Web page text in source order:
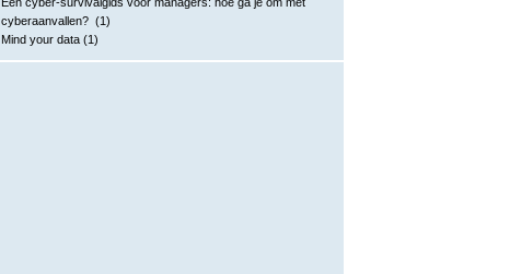
cyberaanvallen? (1)
Mind your data (1)